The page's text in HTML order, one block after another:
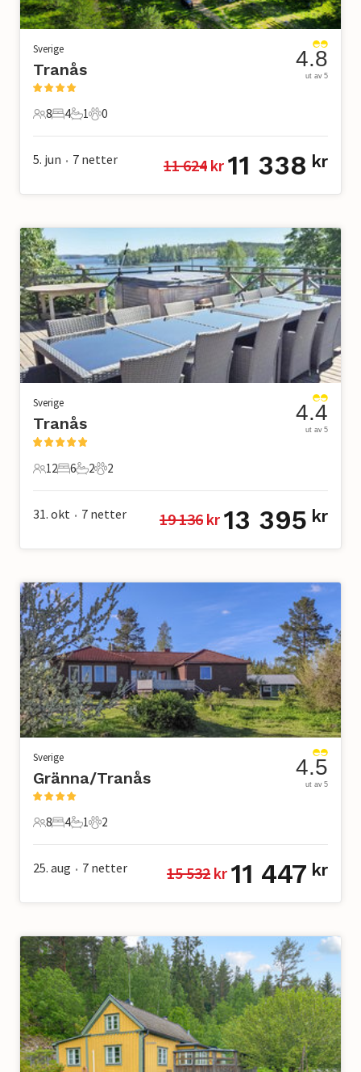
Sverige
Tranås
8 Gjester
8
4 Soverom
4
1 Bad
1
0 Kjæledyr
0
4.8
ut av 5
5. jun • 7 netter 11 624 kr 11 338 kr
Sverige
Tranås
12 Gjester
12
6 Soverom
6
2 Bad
2
2 Kjæledyr
2
4.4
ut av 5
31. okt • 7 netter 19 136 kr 13 395 kr
Sverige
Gränna/Tranås
8 Gjester
8
4 Soverom
4
1 Bad
1
2 Kjæledyr
2
4.5
ut av 5
25. aug • 7 netter 15 532 kr 11 447 kr